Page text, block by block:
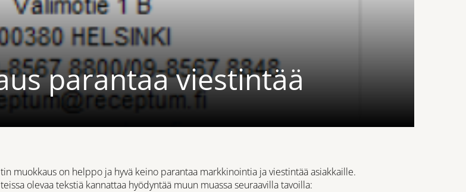
parantaa viestintää
muokkaus on helppo ja hyvä keino parantaa markkinointia ja viestintää asiakkaille.
olevaa tekstiä kannattaa hyödyntää muun muassa seuraavilla tavoilla: